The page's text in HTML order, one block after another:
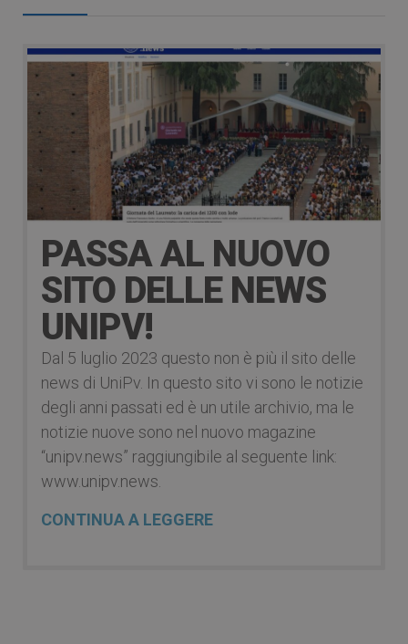
PASSA AL NUOVO
SITO DELLE NEWS
UNIPV!
Dal 5 luglio 2023 questo non è più il sito delle
news di UniPv. In questo sito vi sono le notizie
degli anni passati ed è un utile archivio, ma le
notizie nuove sono nel nuovo magazine
“unipv.news” raggiungibile al seguente link:
www.unipv.news.
CONTINUA A LEGGERE